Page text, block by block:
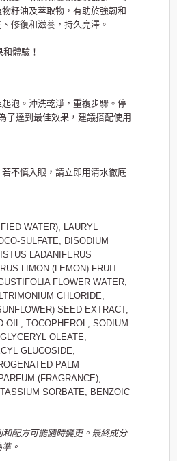
籽油及萃取物，有助於強韌和
修復和滋養，持久亮澤。
體驗！
泡。沖洗乾淨，重複步驟。停
了達到最佳效果，建議搭配使用
不慎入眼，請立即用清水徹底
WATER), LAURYL
SULFATE, DISODIUM
LADANIFERUS
LIMON (LEMON) FRUIT
FLOWER WATER,
CHLORIDE,
SEED EXTRACT,
OIL, TOCOPHEROL, SODIUM
OLEATE,
GLUCOSIDE,
PALM
(FRAGRANCE),
SORBATE, BENZOIC
配方可能隨時變更。最終成分
。